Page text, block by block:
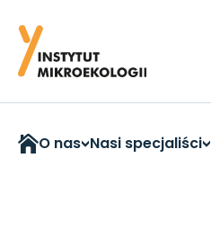
O nas Nasi specjaliści